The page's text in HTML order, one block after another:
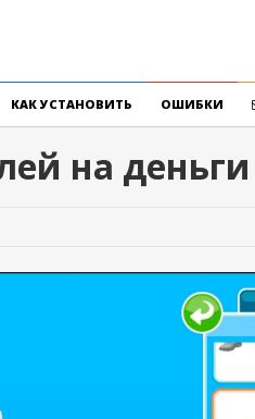
КАК УСТАНОВИТЬ ОШИБКИ
на деньги